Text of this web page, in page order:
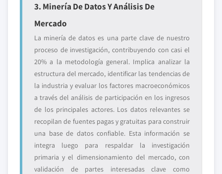
3. Minería De Datos Y Análisis De
Mercado
La minería de datos es una parte clave de nuestro
proceso de investigación, contribuyendo con casi el
20% a la metodología general. Implica analizar la
estructura del mercado, identificar las tendencias de
la industria y evaluar los factores macroeconómicos
a través del análisis de participación en los ingresos
de los principales actores. Los datos relevantes se
recopilan de fuentes pagas y gratuitas para construir
una base de datos confiable. Esta información se
integra luego para respaldar la investigación
primaria y el dimensionamiento del mercado, con
validación de partes interesadas clave como